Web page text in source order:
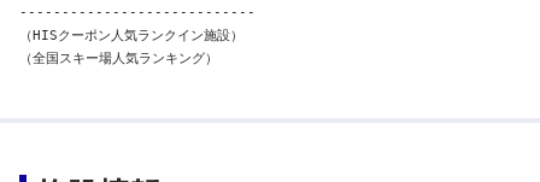
----------------------------
（HISクーポン人気ランクイン施設）
（全国スキー場人気ランキング）